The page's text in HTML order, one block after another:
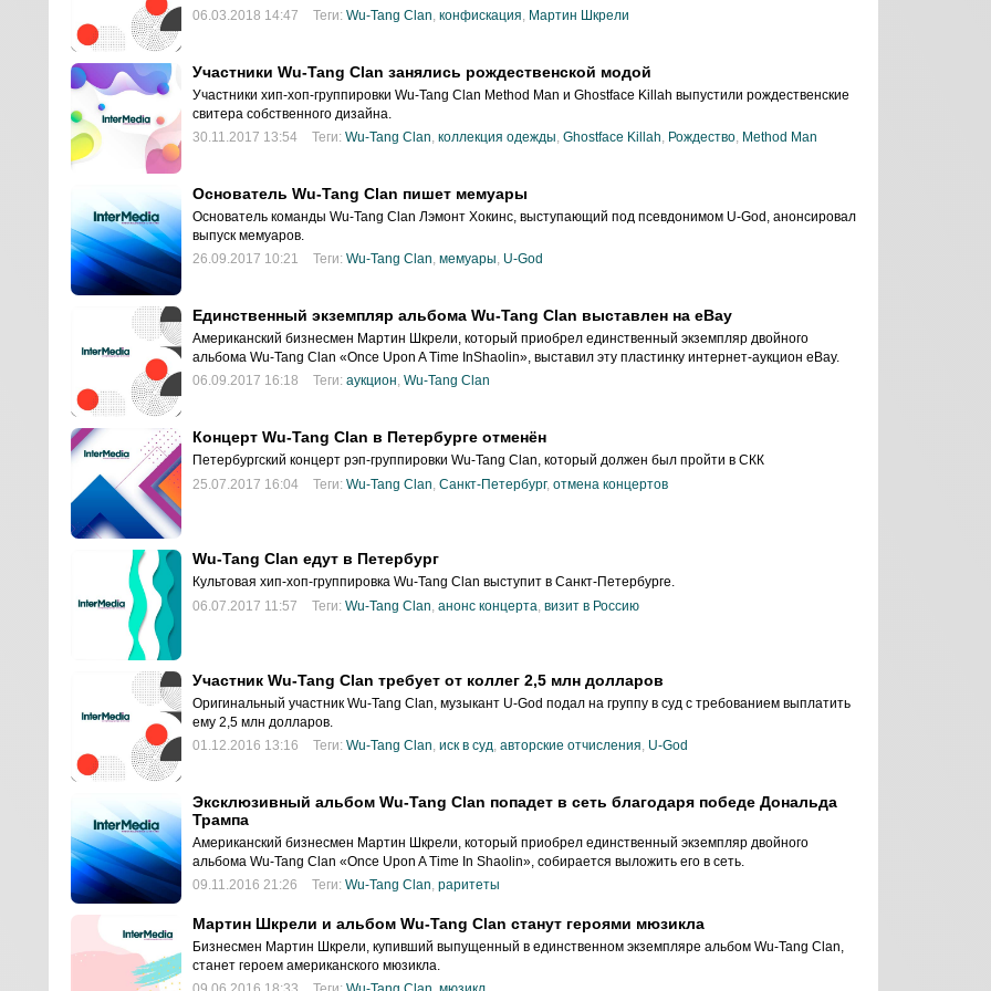
аукционе за 2 млн долларов в 2015 году.
06.03.2018 14:47 Теги: Wu-Tang Clan, конфискация, Мартин Шкрели
Участники Wu-Tang Clan занялись рождественской модой
Участники хип-хоп-группировки Wu-Tang Clan Method Man и Ghostface Killah выпустили рождественские
свитера собственного дизайна.
30.11.2017 13:54
Теги: Wu-Tang Clan, коллекция одежды, Ghostface Killah, Рождество, Method Man
Основатель Wu-Tang Clan пишет мемуары
Основатель команды Wu-Tang Clan Лэмонт Хокинс, выступающий под псевдонимом U-God, анонсировал
выпуск мемуаров.
26.09.2017 10:21
Теги: Wu-Tang Clan, мемуары, U-God
Единственный экземпляр альбома Wu-Tang Clan выставлен на eBay
Американский бизнесмен Мартин Шкрели, который приобрел единственный экземпляр двойного
альбома Wu-Tang Clan «Once Upon A Time InShaolin», выставил эту пластинку интернет-аукцион eBay.
06.09.2017 16:18
Теги: аукцион, Wu-Tang Clan
Концерт Wu-Tang Clan в Петербурге отменён
Петербургский концерт рэп-группировки Wu-Tang Clan, который должен был пройти в СКК
25.07.2017 16:04
Теги: Wu-Tang Clan Санкт-Петербург, отмена концертов
Wu-Tang Clan едут в Петербург
Культовая хип-хоп-группировка Wu-Tang Clan выступит в Санкт-Петербурге.
06.07.2017 11:57
Теги: Wu-Tang Clan анонс концерта визит в Россию
Участник Wu-Tang Clan требует от коллег 2,5 млн долларов
Оригинальный участник Wu-Tang Clan, музыкант U-God подал на группу в суд с требованием выплатить
ему 2,5 млн долларов.
01.12.2016 13:16
Теги: Wu-Tang Clan, иск в суд, авторские отчисления, U-God
Эксклюзивный альбом Wu-Tang Clan попадет в сеть благодаря победе Дональда
Трампа
Американский бизнесмен Мартин Шкрели, который приобрел единственный экземпляр двойного
альбома Wu-Tang Clan «Once Upon A Time In Shaolin», собирается выложить его в сеть.
09.11.2016 21:26
Теги: Wu-Tang Clan, раритеты
Мартин Шкрели и альбом Wu-Tang Clan станут героями мюзикла
Бизнесмен Мартин Шкрели, купивший выпущенный в единственном экземпляре альбом Wu-Tang Clan,
станет героем американского мюзикла.